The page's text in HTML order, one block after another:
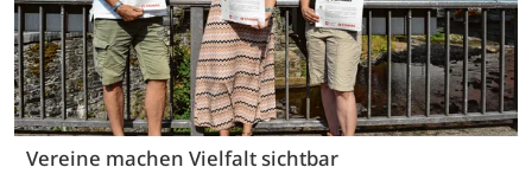
Vereine machen Vielfalt sichtbar